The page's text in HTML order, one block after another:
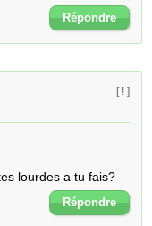
Répondre
[ ! ]
lourdes a tu fais?
Répondre